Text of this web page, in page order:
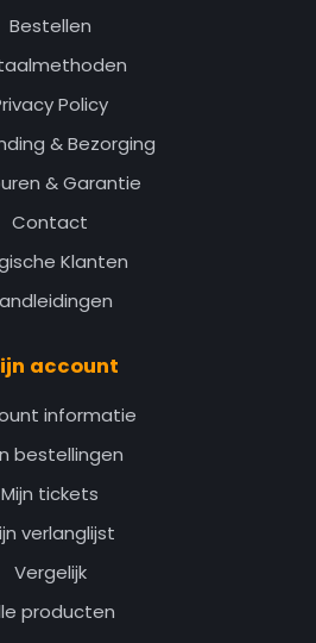
Bestellen
Policy
& Bezorging
& Garantie
Contact
Klanten
account
informatie
bestellingen
Mijn tickets
verlanglijst
Vergelijk
producten